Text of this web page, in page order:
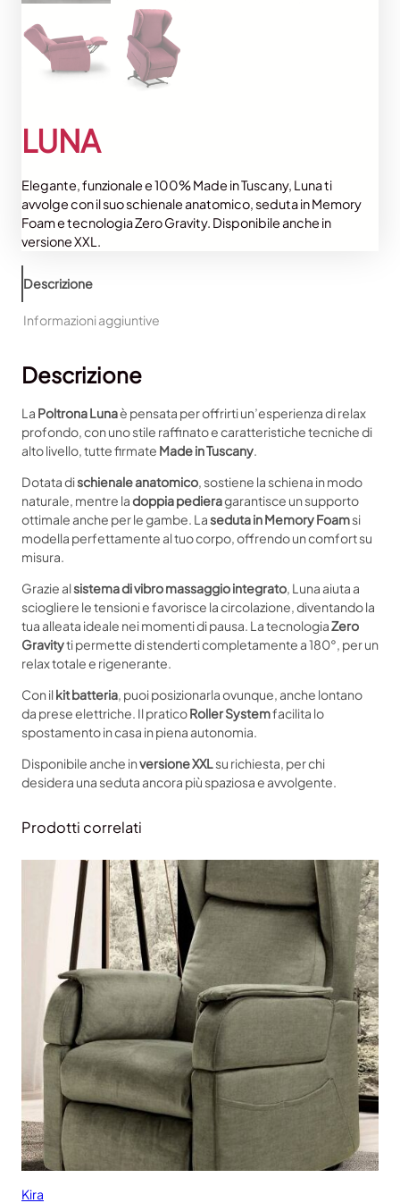
LUNA
Elegante, funzionale e 100% Made in Tuscany, Luna ti
avvolge con il suo schienale anatomico, seduta in Memory
Foam e tecnologia Zero Gravity. Disponibile anche in
versione XXL.
Descrizione
Informazioni aggiuntive
Descrizione
La Poltrona Lunaè pensata per offrirti un’esperienza di relax
profondo, con uno stile raffinato e caratteristiche tecniche di
alto livello, tutte firmate Made in Tuscany
Dotata dischienale anatomico, sostiene la schiena in modo
naturale, mentre ladoppia pedieragarantisce un supporto
ottimale anche per le gambe. Laseduta in Memory Foamsi
modella perfettamente al tuo corpo, offrendo un comfort su
misura.
Grazie alsistema di vibro massaggio integrato, Luna aiuta a
sciogliere le tensioni e favorisce la circolazione, diventando la
tua alleata ideale nei momenti di pausa. La tecnologiaZero
Gravityti permette di stenderti completamente a 180°, per un
relax totale e rigenerante.
Con ilkit batteria, puoi posizionarla ovunque, anche lontano
da prese elettriche. Il praticoRoller Systemfacilita lo
spostamento in casa in piena autonomia.
Disponibile anche inversione XXLsu richiesta, per chi
desidera una seduta ancora più spaziosa e avvolgente.
Prodotti correlati
Kira